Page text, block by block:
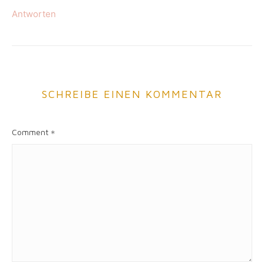
Antworten
SCHREIBE EINEN KOMMENTAR
Comment *